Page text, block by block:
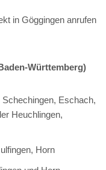
in Göggingen anrufen
Württemberg)
Eschach,
Heuchlingen,
Horn